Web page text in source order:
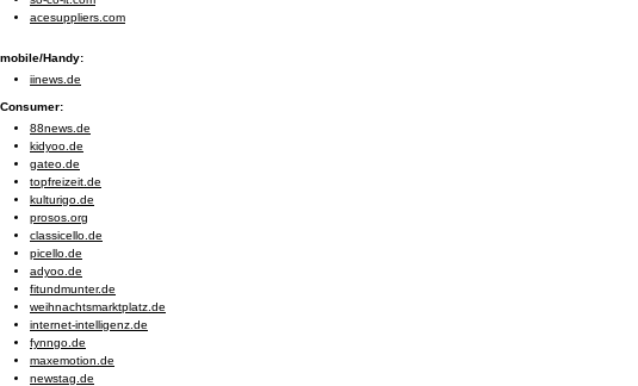
acesuppliers.com
mobile/Handy:
iinews.de
Consumer:
88news.de
kidyoo.de
gateo.de
topfreizeit.de
kulturigo.de
prosos.org
classicello.de
picello.de
adyoo.de
fitundmunter.de
weihnachtsmarktplatz.de
internet-intelligenz.de
fynngo.de
maxemotion.de
newstag.de